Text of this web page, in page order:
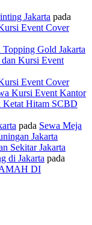
Jakarta pada
Event Cover
Gold Jakarta
Kursi Event
Event Cover
Kursi Event Kantor
Ketat Hitam SCBD
pada Sewa Meja
Jakarta
Sekitar Jakarta
di Jakarta pada
DI